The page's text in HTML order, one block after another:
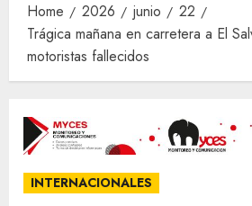
Home 2026 junio
22
Trágica mañana en carretera a El
motoristas fallecidos
INTERNACIONALES